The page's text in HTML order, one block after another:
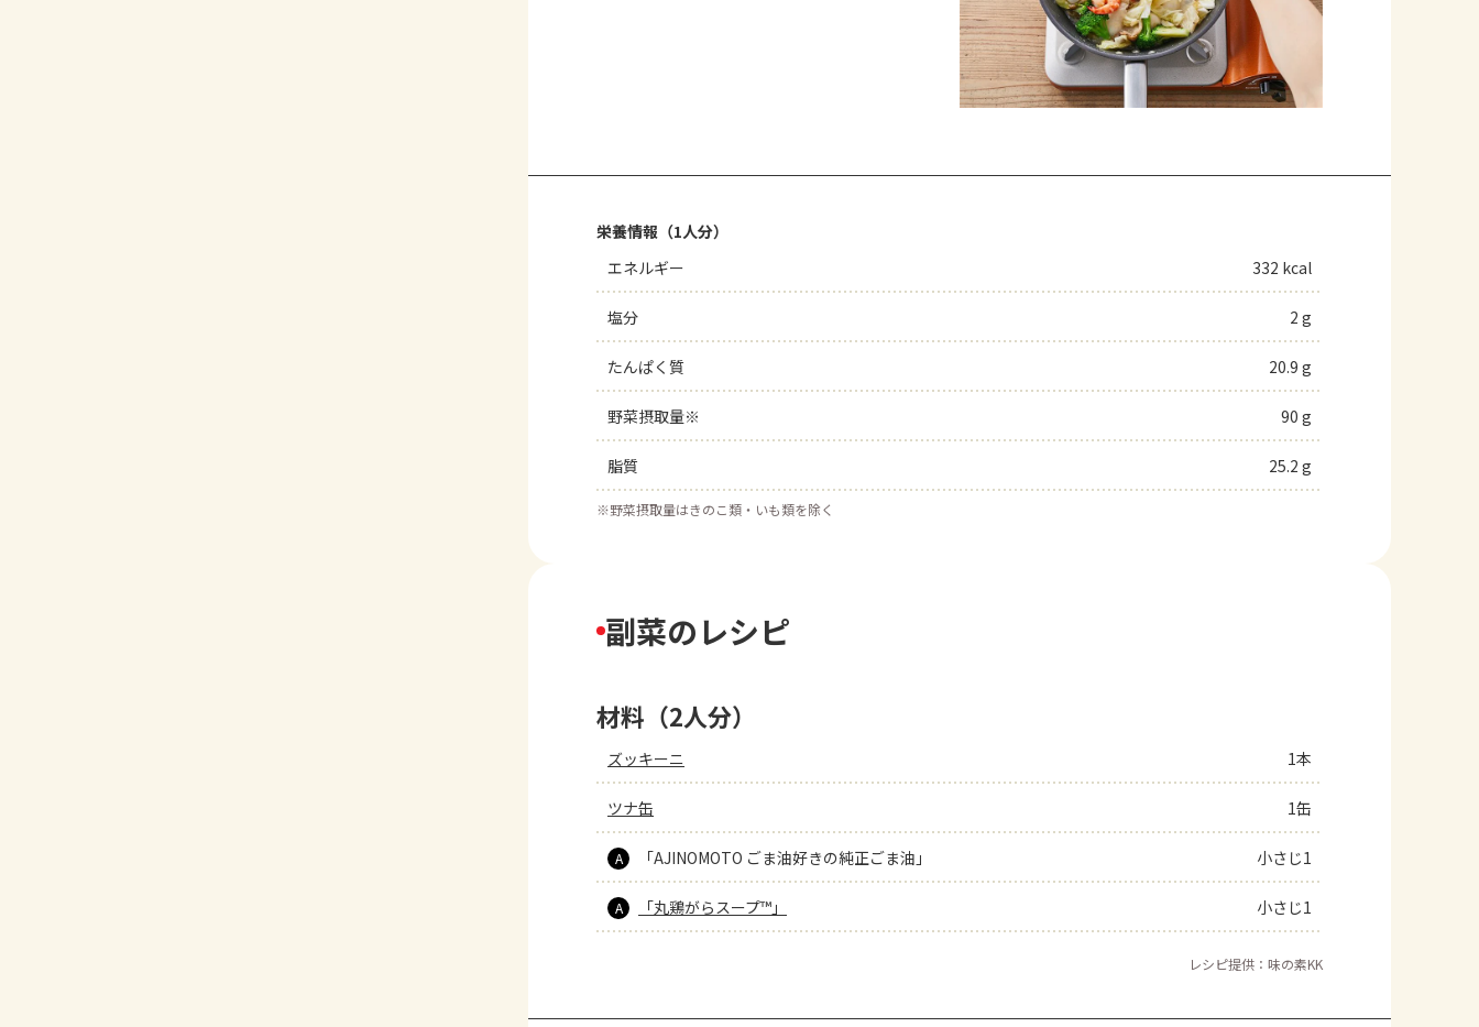
栄養情報（1人分）
エネルギー
332 kcal
塩分 2 g
たんぱく質 20.9 g
野菜摂取量※ 90 g
脂質 25.2 g
※野菜摂取量はきのこ類・いも類を除く
副菜のレシピ
材料（2人分）
ズッキーニ 1本
ツナ缶 1缶
A 「AJINOMOTO ごま油好きの純正ごま油」 小さじ1
A 「丸鶏がらスープ™」 小さじ1
レシピ提供：味の素KK